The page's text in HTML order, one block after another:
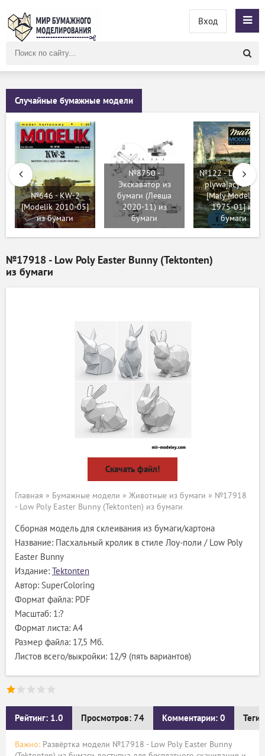
сайту
Вход
Случайные бумажные модели
№646 - KW-2
[Modelik 2010-05]
из бумаги
№8750 -
Экскаватор из
бумаги (Левша
2020-11) из
бумаги
№122 - Lekki
plywajacy PT-76
[Maly Modelarz
1975-01] из
бумаги
№17918 - Low Poly Easter Bunny (Tektonten)
из бумаги
Скачать файл!
Главная » Бумажные модели » Животные из бумаги » №17918
- Low Poly Easter Bunny (Tektonten) из бумаги
Сборная модель для склеивания из бумаги/картона
Название: Пасхальный кролик в стиле Лоу-поли / Low Poly
Easter Bunny
Издание: Tektonten
Автор: SuperColoring
Формат файла: PDF
Масштаб: 1:?
Формат листа: А4
Размер файла: 17,5 Мб.
Листов всего/выкройки: 12/9 (пять вариантов)
Рейтинг: 1.0 Просмотров: 74 Комментарии: 0 Теги:
Важно: Развёртка модели №17918 - Low Poly Easter Bunny